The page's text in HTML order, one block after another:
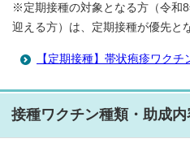
※定期接種の対象となる方（令和
迎える方）は、定期接種が優先と
【定期接種】帯状疱疹ワクチ
接種ワクチン種類・助成内